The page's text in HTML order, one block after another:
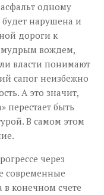
одному
будет нарушена и
дороги к
мудрым вождем,
власти понимают
сапог неизбежно
А это значит,
перестает быть
В самом этом
через
современные
конечном счете